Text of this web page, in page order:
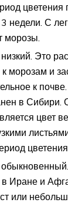
цветения
недели. С
морозы.
Это
морозам и
к
в Сибири.
цвет
цветения
в Иране и
или